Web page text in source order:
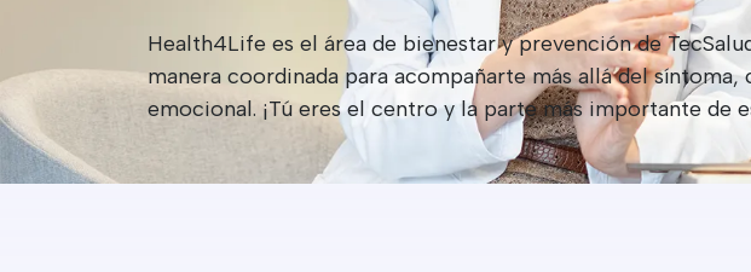
Health4Life es el área de bienestar y prevención de
manera coordinada para acompañarte más allá del
emocional. ¡Tú eres el centro y la parte más importante de